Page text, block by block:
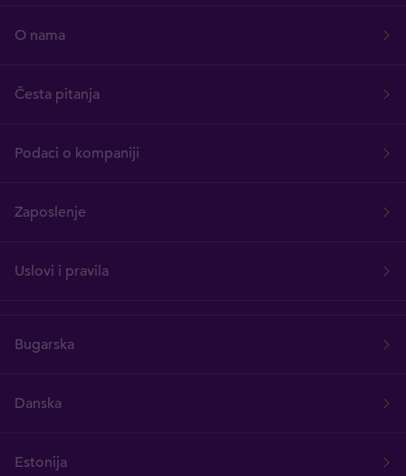
O nama
Česta pitanja
Podaci o kompaniji
Zaposlenje
Uslovi i pravila
Bugarska
Danska
Estonija